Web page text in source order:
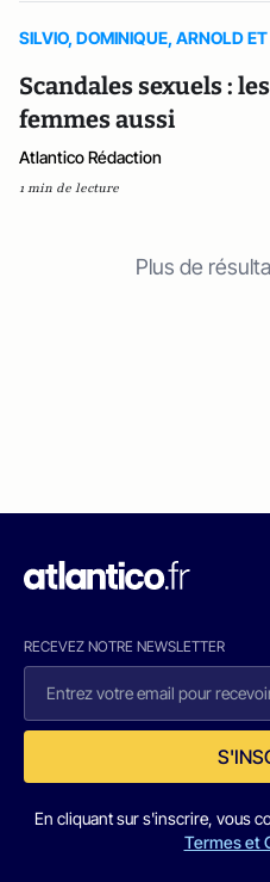
SILVIO, DOMINIQUE, ARNOLD
Scandales sexuels : les
femmes aussi
Atlantico Rédaction
1 min de lecture
Plus de
RECEVEZ NOTRE NEWSLETTER
En cliquant sur s'inscrire, vous
Termes et